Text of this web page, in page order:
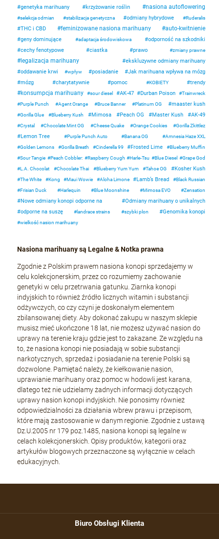
genetyka marihuany
krzyżowanie roślin nasiona autoflowering
selekcja odmian stabilizacja genetyczna odmiany hybrydowe Ruderalis
THC i CBD feminizowane nasiona marihuany auto-kwitnienie
geny dominujące adaptacja środowiskowa
odporność na szkodniki
cechy fenotypowe
ciastka prawo zmiany prawne
legalizacja marihuany
ekskluzywne odmiany marihuany
oddawanie krwi
wpływ posiadanie
Jak marihuana wpływa na mózg
mózg
charytatywnie pomoc KOBIETY trendy
konsumpcja marihuany sour diesel AK-47 Durban Poison
Trainwreck
Purple Punch
Agent Orange Bruce Banner Platinum OG maaster kush
Gorilla Glue Blueberry Kush Mimosa Peach OG Master Kush AK-49
Crystal Chocolate Mint OG Cheese Quake Orange Cookies Gorilla Zkittlez
Lemon Tree Purple Punch Auto Banana OG
Amnesia Haze XXL
Golden Lemons
Gorilla Breath Cinderella 99 Frosted Lime
Blueberry Muffin
Sour Tangie
Peach Cobbler: Raspberry Cough Harle-Tsu Blue Diesel
Grape God
L.A. Chocolat
Chocolate Thai Blueberry Yum Yum Tahoe OG Kosher Kush
The White Kong Maui Wowie Aloha Limone Lamb’s Bread
Black Russian
Frisian Duck
Harlequin Blue Moonshine Mimosa EVO Zensation
Nowe odmiany konopi odporne na
Odmiany marihuany o unikalnych
odporne na suszę
landrace strains szybki plon Genomika konopi
wielkość nasion marihuany
Nasiona marihuany są Legalne & Notka prawna
Zgodnie z Polskim prawem nasiona konopi sprzedajemy w
celu kolekcjonerskim, przez co rozumiemy zachowanie
genetyki w celu przetrwania gatunku. Ziarnka konopi
indyjskich to również źródło licznych witamin i substancji
odżywczych, co czy czyni je doskonałym elementem
zbilansowanej diety. Aby dokonać zakupu w naszym sklepie
musisz mieć ukończone 18 lat, nie możesz używać nasion do
uprawy na terenie kraju gdzie jest to zakazane. Ze względu na
to, że nasiona konopi nie posiadają w sobie substancji
narkotycznych, sprzedaż i posiadanie na terenie Polski są
dozwolone. Pamiętać należy, że kiełkowanie nasion,
uprawianie marihuany oraz pomoc w hodowli jest karana,
dlatego też nie udzielamy żadnych informacji dotyczących
uprawy nasion konopi indyjskich. Nie ponosimy również
odpowiedzialności za działania wbrew prawu i przepisom,
które mają zastosowanie w danym regionie. Zgodnie z ustawą
Dz.U.2005 nr 179 poz.1485, nasiona konopi są legalne w
celach kolekcjonerskich. Opisy produktów, kategorii oraz
artykułów blogowych przeznaczone są wyłącznie w celach
edukacyjnych.
Biuro Obsługi Klienta